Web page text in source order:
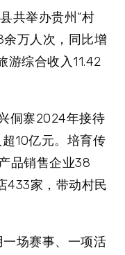
共举办贵州“村
余万人次，同比增
游综合收入11.42
侗寨2024年接待
10亿元。培育传
品销售企业38
433家，带动村民
一场赛事、一项活